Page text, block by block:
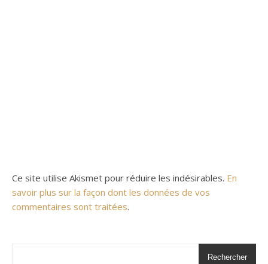
Ce site utilise Akismet pour réduire les indésirables. En
savoir plus sur la façon dont les données de vos
commentaires sont traitées.
Rechercher